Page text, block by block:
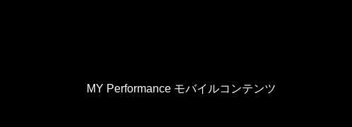
MY Performance モバイルコンテンツ